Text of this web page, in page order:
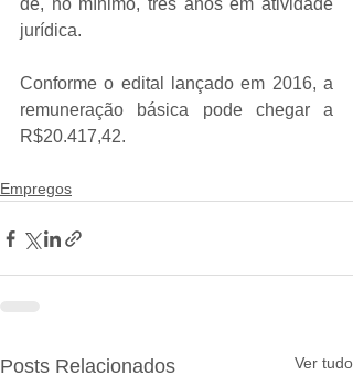
de, no mínimo, três anos em atividade
jurídica.
Conforme o edital lançado em 2016, a
remuneração básica pode chegar a
R$20.417,42.
Empregos
Posts Relacionados Ver tudo